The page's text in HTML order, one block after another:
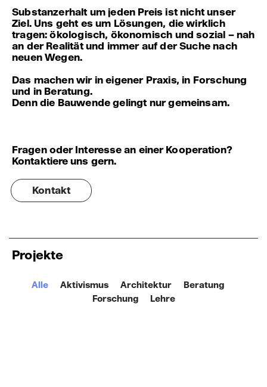
Substanzerhalt um jeden Preis ist nicht unser
Ziel. Uns geht es um Lösungen, die wirklich
tragen: ökologisch, ökonomisch und sozial – nah
an der Realität und immer auf der Suche nach
neuen Wegen.
Das machen wir in eigener Praxis, in Forschung
und in Beratung.
Denn die Bauwende gelingt nur gemeinsam.
Fragen oder Interesse an einer Kooperation?
Kontaktiere uns gern.
Kontakt
Projekte
Alle Aktivismus Architektur
Beratung
Forschung
Lehre